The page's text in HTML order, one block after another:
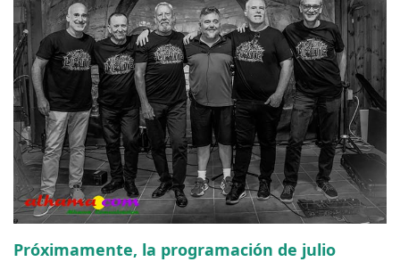
Próximamente, la programación de julio